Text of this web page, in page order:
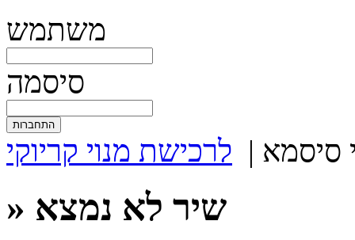
משתמש
סיסמה
סיסמא | לרכישת מנוי קריוקי
» שיר לא נמצא